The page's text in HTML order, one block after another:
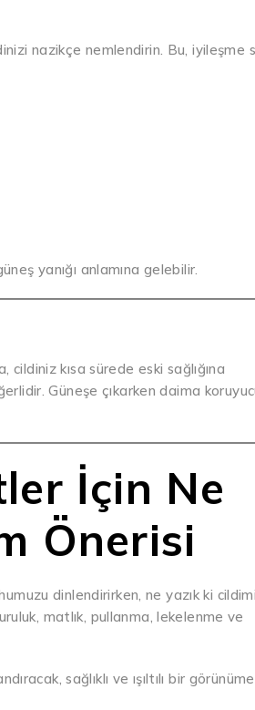
nazikçe nemlendirin. Bu, iyileşme
yanığı anlamına gelebilir.
kısa sürede eski sağlığına
Güneşe çıkarken daima
İçin Ne
Önerisi
dinlendirirken, ne yazık ki
matlık, pullanma, lekelenme ve
sağlıklı ve ışıltılı bir görünüme